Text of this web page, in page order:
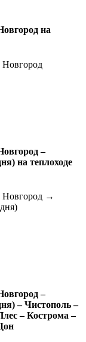
на
–
на теплоходе
→
–
– Чистополь –
– Кострома –